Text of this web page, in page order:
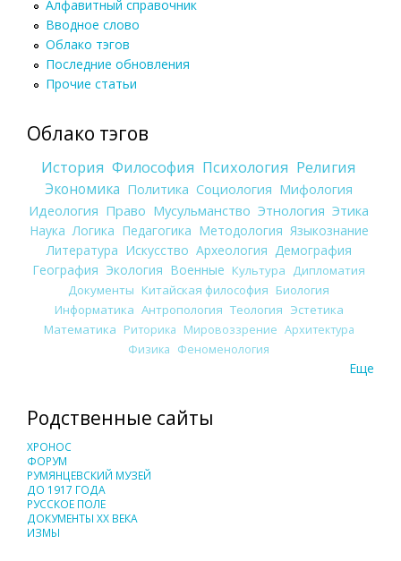
Алфавитный справочник
Вводное слово
Облако тэгов
Последние обновления
Прочие статьи
Облако тэгов
История Философия Психология Религия
Экономика Политика Социология Мифология
Идеология Право Мусульманство Этнология Этика
Наука Логика Педагогика Методология Языкознание
Литература Искусство Археология Демография
География Экология Военные Культура
Дипломатия
Документы Китайская философия Биология
Информатика Антропология Теология Эстетика
Математика Риторика Мировоззрение Архитектура
Физика Феноменология
Еще
Родственные сайты
ХРОНОС
ФОРУМ
РУМЯНЦЕВСКИЙ МУЗЕЙ
ДО 1917 ГОДА
РУССКОЕ ПОЛЕ
ДОКУМЕНТЫ XX ВЕКА
ИЗМЫ